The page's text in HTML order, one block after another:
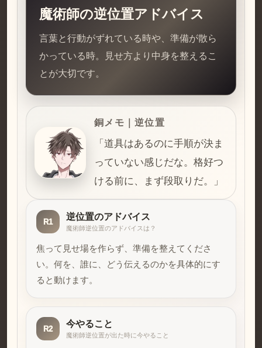
魔術師の逆位置アドバイス
言葉と行動がずれている時や、準備が散ら
かっている時。見せ方より中身を整えるこ
とが大切です。
銅メモ｜逆位置
「道具はあるのに手順が決ま
っていない感じだな。格好つ
ける前に、まず段取りだ。」
R1 逆位置のアドバイス
魔術師逆位置のアドバイスは？
焦って見せ場を作らず、準備を整えてくださ
い。何を、誰に、どう伝えるのかを具体的にす
ると動けます。
R2 今やること
魔術師逆位置が出た時に今やること